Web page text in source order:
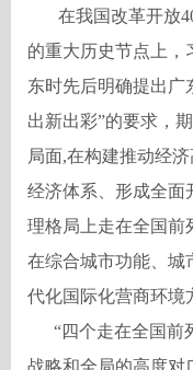
在我国改革开放
的重大历史节点上，
东时先后明确提出广
出新出彩”的要求，
局面,在构建推动经
经济体系、形成全面
理格局上走在全国前
在综合城市功能、城
代化国际化营商环境
“四个走在全国前
战略和全局的高度对